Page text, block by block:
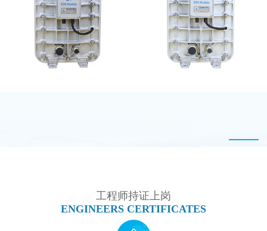
工程师持证上岗
ENGINEERS CERTIFICATES